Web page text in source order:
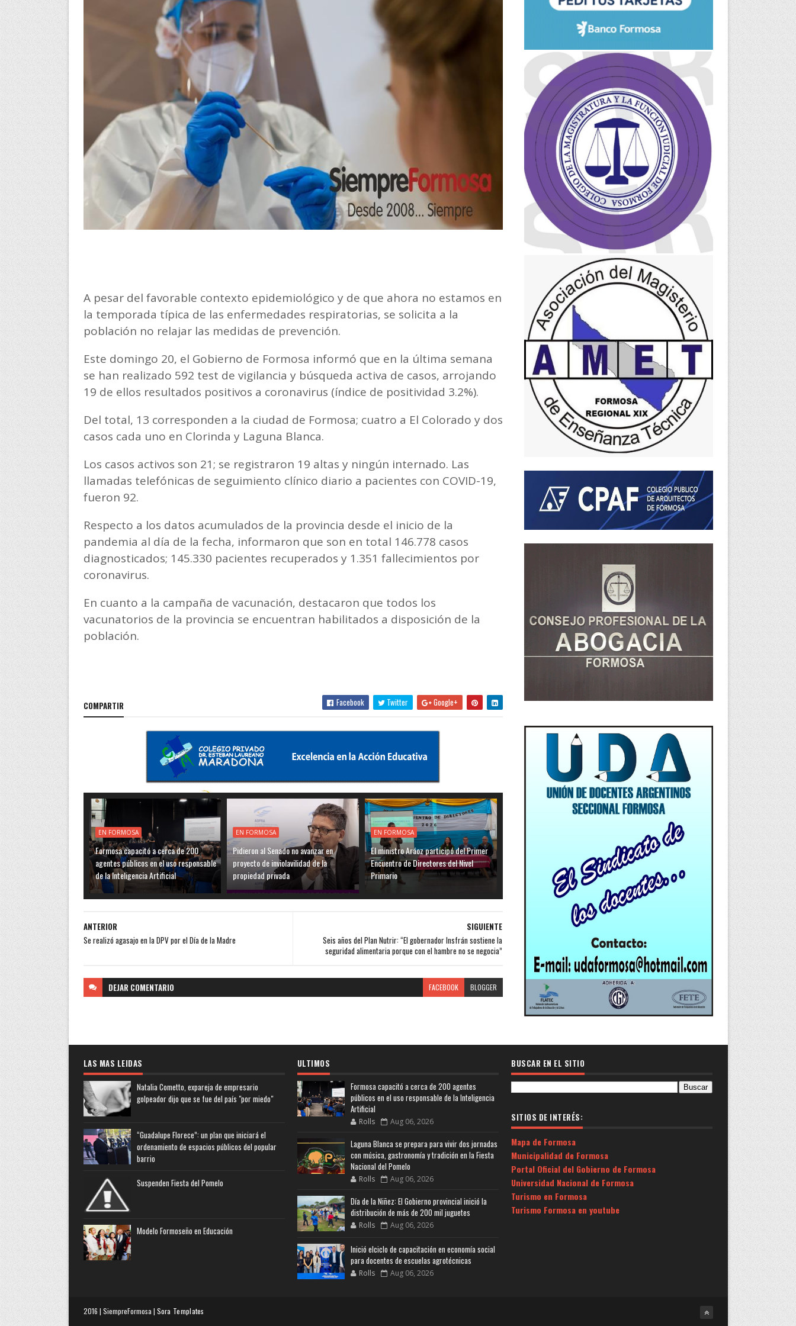
A pesar del favorable contexto epidemiológico y de que ahora no estamos en
la temporada típica de las enfermedades respiratorias, se solicita a la
población no relajar las medidas de prevención.
Este domingo 20, el Gobierno de Formosa informó que en la última semana
se han realizado 592 test de vigilancia y búsqueda activa de casos, arrojando
19 de ellos resultados positivos a coronavirus (índice de positividad 3.2%).
Del total, 13 corresponden a la ciudad de Formosa; cuatro a El Colorado y dos
casos cada uno en Clorinda y Laguna Blanca.
Los casos activos son 21; se registraron 19 altas y ningún internado. Las
llamadas telefónicas de seguimiento clínico diario a pacientes con COVID-19,
fueron 92.
Respecto a los datos acumulados de la provincia desde el inicio de la
pandemia al día de la fecha, informaron que son en total 146.778 casos
diagnosticados; 145.330 pacientes recuperados y 1.351 fallecimientos por
coronavirus.
En cuanto a la campaña de vacunación, destacaron que todos los
vacunatorios de la provincia se encuentran habilitados a disposición de la
población.
COMPARTIR Facebook Twitter Google+
EN FORMOSA
Formosa capacitó a cerca de 200
agentes públicos en el uso responsable
de la Inteligencia Artificial
EN FORMOSA
Pidieron al Senado no avanzar en
proyecto de inviolavilidad de la
propiedad privada
EN FORMOSA
El ministro Aráoz participó del Primer
Encuentro de Directores del Nivel
Primario
SIGUIENTE
Seis años del Plan Nutrir: “El gobernador Insfrán sostiene la
seguridad alimentaria porque con el hambre no se negocia”
ANTERIOR
Se realizó agasajo en la DPV por el Día de la Madre
DEJAR COMENTARIO FACEBOOK BLOGGER
LAS MAS LEIDAS
Natalia Cometto, expareja de empresario
golpeador dijo que se fue del país "por miedo"
“Guadalupe Florece”: un plan que iniciará el
ordenamiento de espacios públicos del popular
barrio
Suspenden Fiesta del Pomelo
Modelo Formoseño en Educación
ULTIMOS
Formosa capacitó a cerca de 200 agentes
públicos en el uso responsable de la Inteligencia
Artificial
Rolls Aug 06, 2026
Laguna Blanca se prepara para vivir dos jornadas
con música, gastronomía y tradición en la Fiesta
Nacional del Pomelo
Rolls Aug 06, 2026
Día de la Niñez: El Gobierno provincial inició la
distribución de más de 200 mil juguetes
Rolls Aug 06, 2026
Inició elciclo de capacitación en economía social
para docentes de escuelas agrotécnicas
Rolls Aug 06, 2026
BUSCAR EN EL SITIO
SITIOS DE INTERÉS:
Mapa de Formosa
Municipalidad de Formosa
Portal Oficial del Gobierno de Formosa
Universidad Nacional de Formosa
Turismo en Formosa
Turismo Formosa en youtube
2016 | SiempreFormosa | Sora Templates